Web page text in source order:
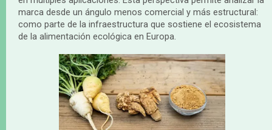
marca desde un ángulo menos comercial y más estructural:
como parte de la infraestructura que sostiene el ecosistema
de la alimentación ecológica en Europa.